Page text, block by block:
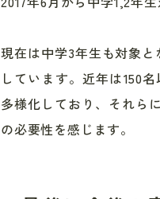
現在は中学3年生も対象
しています。近年は150
多様化しており、それら
の必要性を感じます。